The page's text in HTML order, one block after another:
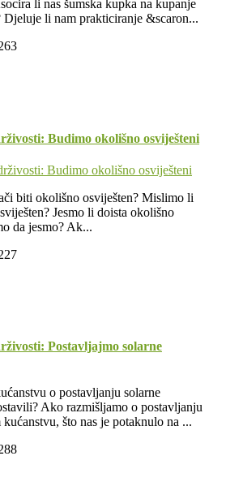
li nas šumska kupka na kupanje
Djeluje li nam prakticiranje &scaron...
Budimo okolišno osviješteni
biti okolišno osviješten? Mislimo li
Jesmo li doista okolišno
da jesmo? Ak...
Postavljajmo solarne
o postavljanju solarne
Ako razmišljamo o postavljanju
kućanstvu, što nas je potaknulo na ...